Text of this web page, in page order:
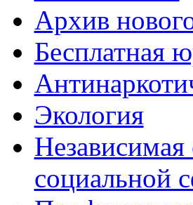
Архив
Бесплатная
Экология
Независимая
социальной